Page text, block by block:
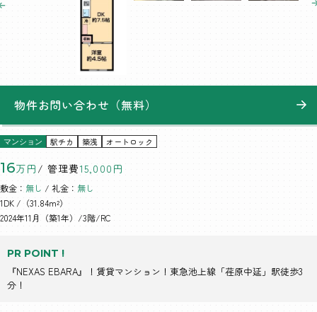
PR POINT !
『NEXAS EBARA』！賃貸マンション！東急池上線「荏原中延」駅徒歩3
分！
マンション 駅チカ 築浅 オートロック
16万円 / 管理費15,000円
敷金： 無し / 礼金： 無し
1DK /（31.84m²）
2024年11月（築1年）/3階/RC
物件お問い合わせ（無料）